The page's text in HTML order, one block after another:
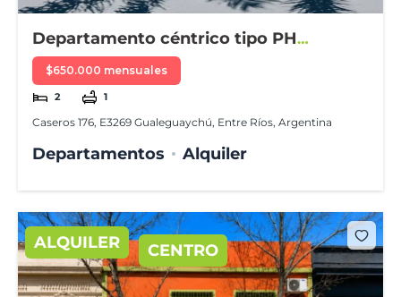
Departamento céntrico tipo PH
amueblado
$650.000 mensuales
2 1
Caseros 176, E3269 Gualeguaychú, Entre Ríos, Argentina
Departamentos Alquiler
ALQUILER CENTRO